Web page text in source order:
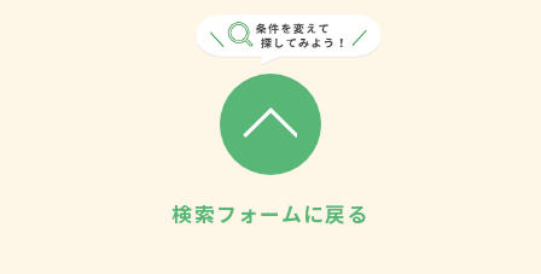
検索フォームに戻る